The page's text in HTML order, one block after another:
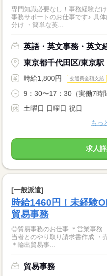
専門知識必要なし！事務経験だけでOK！ 外国特許出
事務サポートのお仕事です♪ 具体的には… ・英文レターの確認や仕
分け ・簡単な英...
英語・英文事務・英文
東京都千代田区/東京駅
時給1,800円 交通費全額支給
9：30〜17：30（実働7時
土曜日 日曜日 祝日
もっ
求人
[一般派遣]
時給1460円！未経験
貿易事務
◎貿易事務のお仕事 ＊営業事務 ・受発注 ・納期回答 ・工場出荷担
当者とのやり取り請求書作成 ・
＊輸出貿易事...
貿易事務